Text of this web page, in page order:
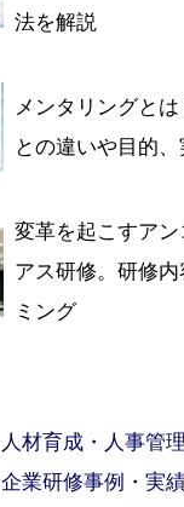
法を解説
メンタリングと
との違いや目的
変革を起こすア
アス研修。研修
ミング
人材育成・人事管
企業研修事例・実